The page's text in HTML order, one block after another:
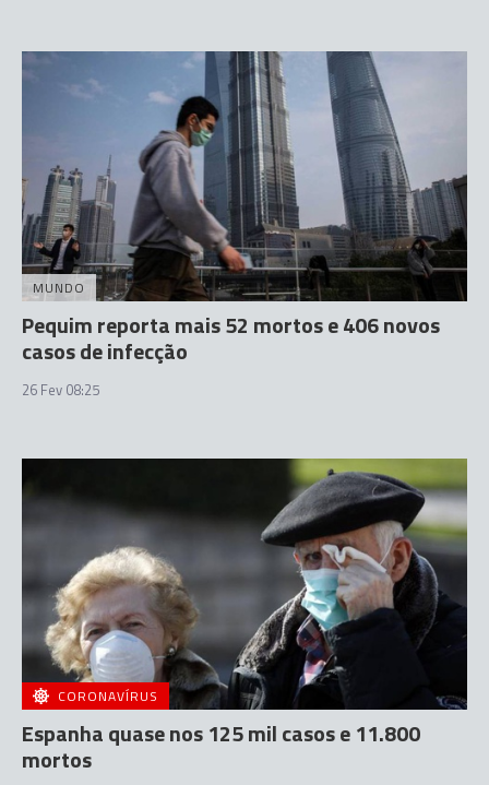
MUNDO
Pequim reporta mais 52 mortos e 406 novos
casos de infecção
26 Fev 08:25
CORONAVÍRUS
Espanha quase nos 125 mil casos e 11.800
mortos